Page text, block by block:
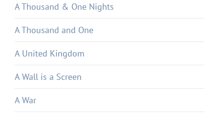
A Thousand & One Nights
A Thousand and One
A United Kingdom
A Wall is a Screen
A War